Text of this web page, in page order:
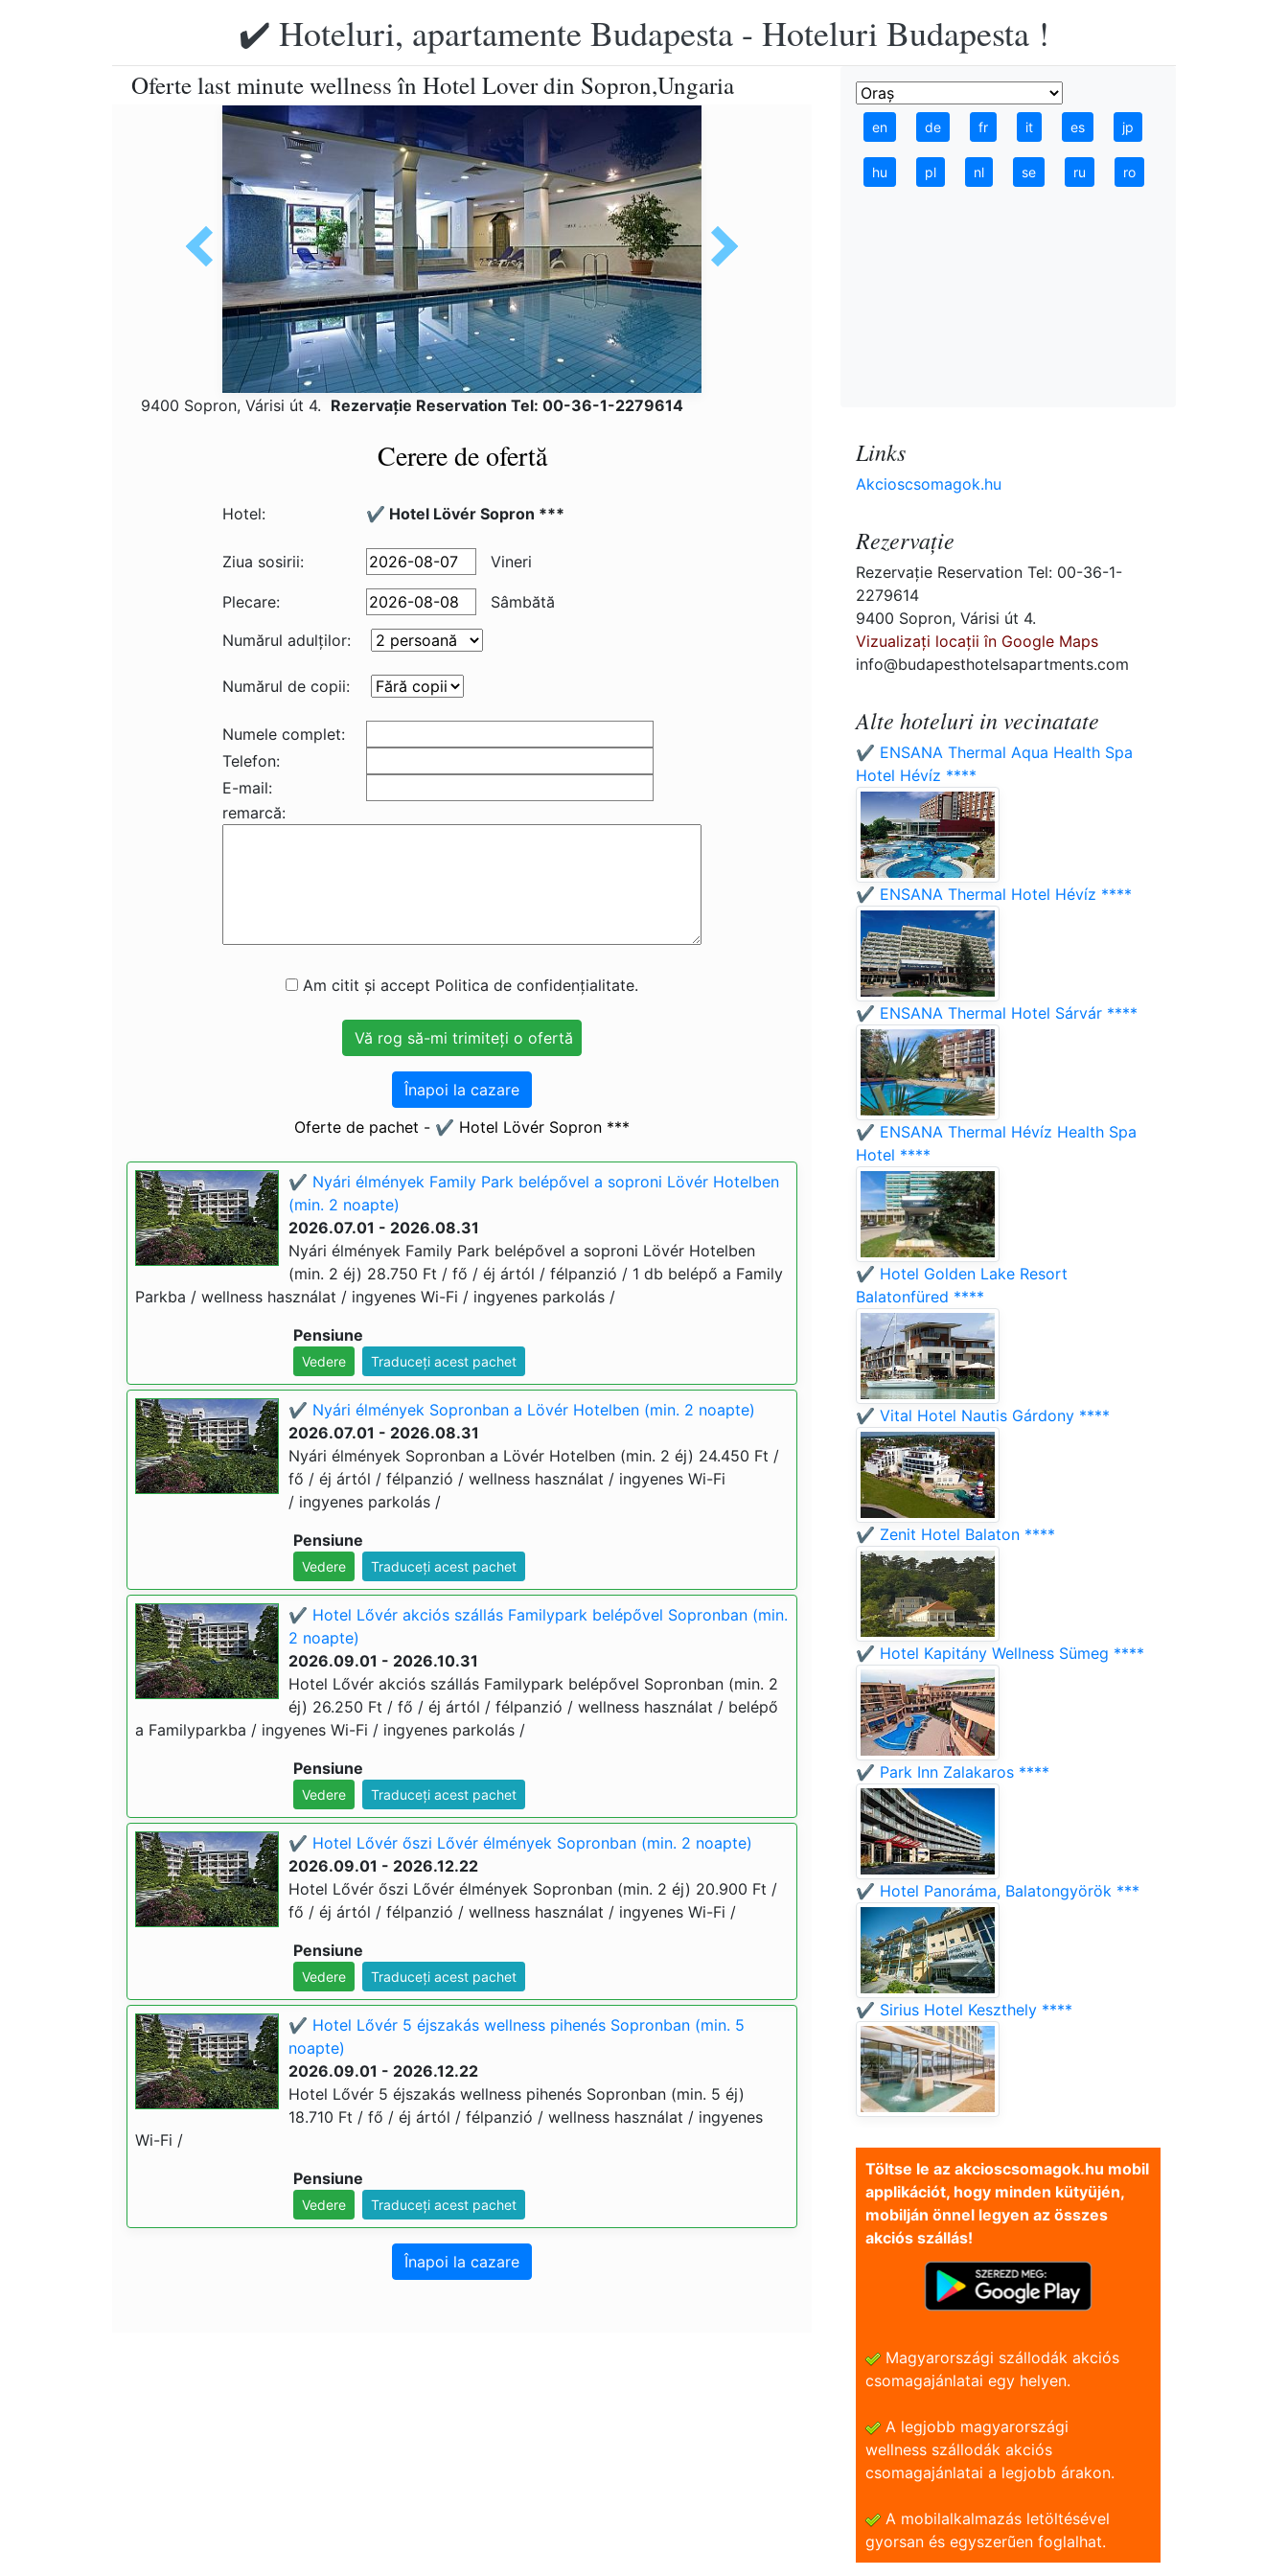
✔️ Hoteluri, apartamente Budapesta - Hoteluri Budapesta !
Oferte last minute wellness în Hotel Lover din Sopron,Ungaria
9400 Sopron, Várisi út 4. Rezervaţie Reservation Tel: 00-36-1-2279614
Cerere de ofertă
Hotel: ✔️ Hotel Lövér Sopron ***
Ziua sosirii: Vineri
Plecare:
Sâmbătă
Numărul adulţilor:
Numărul de copii:
Numele complet:
Telefon:
E-mail:
remarcă:
Am citit și accept Politica de confidențialitate.
Înapoi la cazare
Oferte de pachet - ✔️ Hotel Lövér Sopron ***
✔️ Nyári élmények Family Park belépővel a soproni Lövér Hotelben
(min. 2 noapte)
2026.07.01 - 2026.08.31
Nyári élmények Family Park belépővel a soproni Lövér Hotelben
(min. 2 éj) 28.750 Ft / fő / éj ártól / félpanzió / 1 db belépő a Family
Parkba / wellness használat / ingyenes Wi-Fi / ingyenes parkolás /
Pensiune
Vedere Traduceți acest pachet
✔️ Nyári élmények Sopronban a Lövér Hotelben (min. 2 noapte)
2026.07.01 - 2026.08.31
Nyári élmények Sopronban a Lövér Hotelben (min. 2 éj) 24.450 Ft /
fő / éj ártól / félpanzió / wellness használat / ingyenes Wi-Fi
/ ingyenes parkolás /
Pensiune
Vedere Traduceți acest pachet
✔️ Hotel Lővér akciós szállás Familypark belépővel Sopronban (min.
2 noapte)
2026.09.01 - 2026.10.31
Hotel Lővér akciós szállás Familypark belépővel Sopronban (min. 2
éj) 26.250 Ft / fő / éj ártól / félpanzió / wellness használat / belépő
a Familyparkba / ingyenes Wi-Fi / ingyenes parkolás /
Pensiune
Vedere Traduceți acest pachet
✔️ Hotel Lővér őszi Lővér élmények Sopronban (min. 2 noapte)
2026.09.01 - 2026.12.22
Hotel Lővér őszi Lővér élmények Sopronban (min. 2 éj) 20.900 Ft /
fő / éj ártól / félpanzió / wellness használat / ingyenes Wi-Fi /
Pensiune
Vedere Traduceți acest pachet
✔️ Hotel Lővér 5 éjszakás wellness pihenés Sopronban (min. 5
noapte)
2026.09.01 - 2026.12.22
Hotel Lővér 5 éjszakás wellness pihenés Sopronban (min. 5 éj)
18.710 Ft / fő / éj ártól / félpanzió / wellness használat / ingyenes
Wi-Fi /
Pensiune
Vedere Traduceți acest pachet
Înapoi la cazare
en de fr it es jp
hu pl nl se ru ro
Links
Akcioscsomagok.hu
Rezervaţie
Rezervaţie Reservation Tel: 00-36-1-
2279614
9400 Sopron, Várisi út 4.
Vizualizați locații în Google Maps
info@budapesthotelsapartments.com
Alte hoteluri in vecinatate
✔️ ENSANA Thermal Aqua Health Spa
Hotel Hévíz ****
✔️ ENSANA Thermal Hotel Hévíz ****
✔️ ENSANA Thermal Hotel Sárvár ****
✔️ ENSANA Thermal Hévíz Health Spa
Hotel ****
✔️ Hotel Golden Lake Resort
Balatonfüred ****
✔️ Vital Hotel Nautis Gárdony ****
✔️ Zenit Hotel Balaton ****
✔️ Hotel Kapitány Wellness Sümeg ****
✔️ Park Inn Zalakaros ****
✔️ Hotel Panoráma, Balatongyörök ***
✔️ Sirius Hotel Keszthely ****
Töltse le az akcioscsomagok.hu mobil
applikációt, hogy minden kütyüjén,
mobilján önnel legyen az összes
akciós szállás!
Magyarországi szállodák akciós
csomagajánlatai egy helyen.
A legjobb magyarországi
wellness szállodák akciós
csomagajánlatai a legjobb árakon.
A mobilalkalmazás letöltésével
gyorsan és egyszerũen foglalhat.